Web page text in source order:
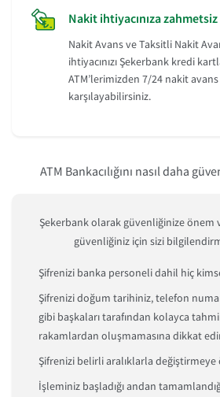
Nakit ihtiyacınıza
Nakit Avans ve Taksitli Nakit
ihtiyacınızı Şekerbank kredi
ATM’lerimizden 7/24 nakit
karşılayabilirsiniz.
ATM Bankacılığını nasıl daha
Şekerbank olarak güvenliğinize önem
güvenliğiniz için sizi
Şifrenizi banka personeli dahil hiç
Şifrenizi doğum tarihiniz, telefon
gibi başkaları tarafından kolayca
rakamlardan oluşmamasına dikkat
Şifrenizi belirli aralıklarla değiştirmeye
İşleminiz başladığı andan